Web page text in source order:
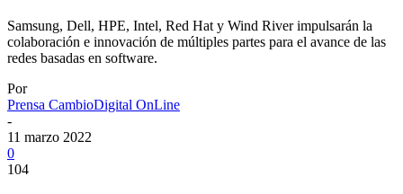
Samsung, Dell, HPE, Intel, Red Hat y Wind River impulsarán la
colaboración e innovación de múltiples partes para el avance de las
redes basadas en software.
Por
Prensa CambioDigital OnLine
-
11 marzo 2022
0
104